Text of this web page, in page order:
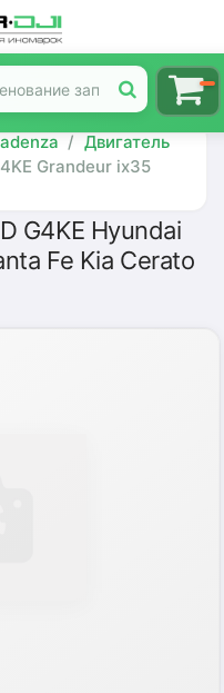
Двигатель
Grandeur ix35
G4KE Hyundai
Fe Kia Cerato